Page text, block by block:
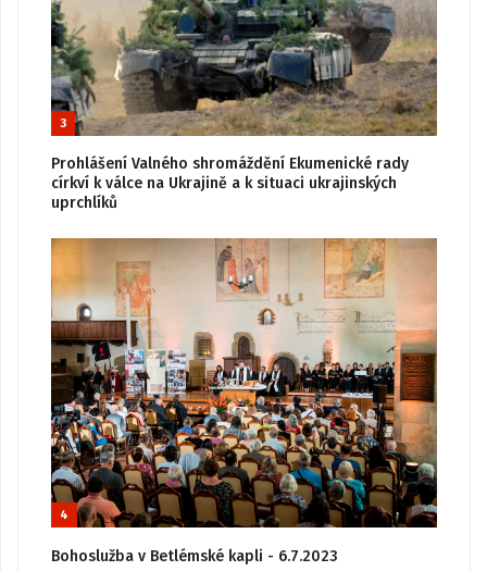
3
Prohlášení Valného shromáždění Ekumenické rady
církví k válce na Ukrajině a k situaci ukrajinských
uprchlíků
4
Bohoslužba v Betlémské kapli - 6.7.2023